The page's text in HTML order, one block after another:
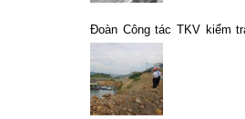
Đoàn Công tác TKV kiểm
toàn trước cơn bão số 3